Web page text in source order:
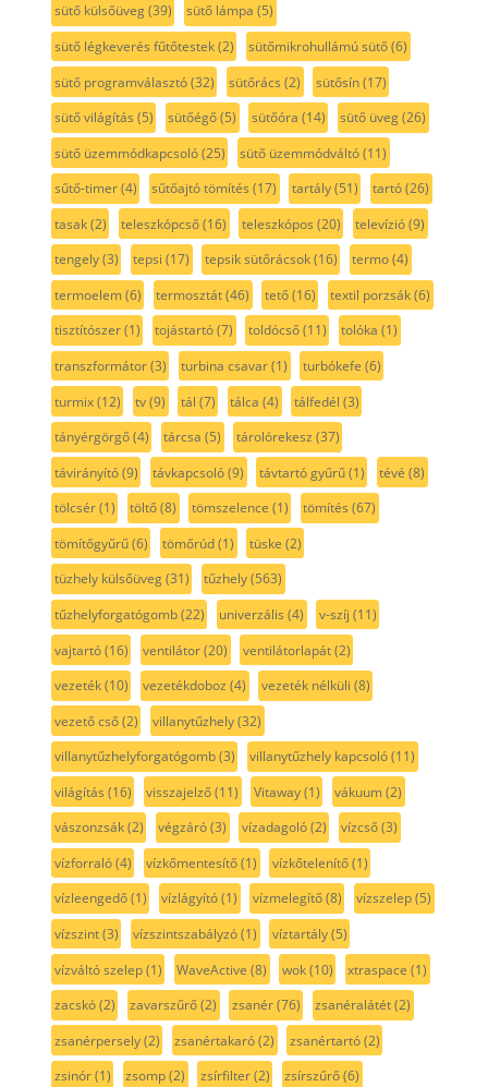
sütő külsőüveg(39) sütő lámpa (5)
sütő légkeverés fűtőtestek(2) sütőmikrohullámú sütő(6)
sütő programválasztó(32) sütőrács (2) sütősín(17)
sütő világítás (5) sütőégő(5) sütőóra (14) sütő üveg(26)
sütő üzemmódkapcsoló(25) sütő üzemmódváltó(11)
sűtő-timer(4) sűtőajtó tömítés (17) tartály(51) tartó(26)
tasak(2) teleszkópcső(16) teleszkópos (20) televízió(9)
tengely(3) tepsi (17) tepsik sütőrácsok(16) termo(4)
termoelem(6) termosztát(46) tető(16) textil porzsák(6)
tisztítószer(1) tojástartó(7) toldócső(11) tolóka (1)
transzformátor(3) turbina csavar(1) turbókefe (6)
turmix(12) tv(9) tál (7) tálca (4) tálfedél (3)
tányérgörgő(4) tárcsa (5) tárolórekesz (37)
távirányító(9) távkapcsoló(9) távtartó gyűrű(1) tévé (8)
tölcsér(1) töltő(8) tömszelence (1) tömítés (67)
tömítőgyűrű(6) tömőrúd(1) tüske (2)
tüzhely külsőüveg(31) tűzhely(563)
tűzhelyforgatógomb(22) univerzális (4) v-szíj (11)
vajtartó(16) ventilátor(20) ventilátorlapát(2)
vezeték(10) vezetékdoboz (4) vezeték nélküli (8)
vezető cső(2) villanytűzhely(32)
villanytűzhelyforgatógomb(3) villanytűzhely kapcsoló(11)
világítás (16) visszajelző(11) Vitaway(1) vákuum(2)
vászonzsák(2) végzáró(3) vízadagoló(2) vízcső(3)
vízforraló(4) vízkőmentesítő(1) vízkőtelenítő(1)
vízleengedő(1) vízlágyító(1) vízmelegítő(8) vízszelep(5)
vízszint(3) vízszintszabályzó(1) víztartály(5)
vízváltó szelep(1) WaveActive (8) wok(10) xtraspace (1)
zacskó(2) zavarszűrő(2) zsanér(76) zsanéralátét(2)
zsanérpersely(2) zsanértakaró(2) zsanértartó(2)
zsinór(1) zsomp(2) zsírfilter(2) zsírszűrő(6)